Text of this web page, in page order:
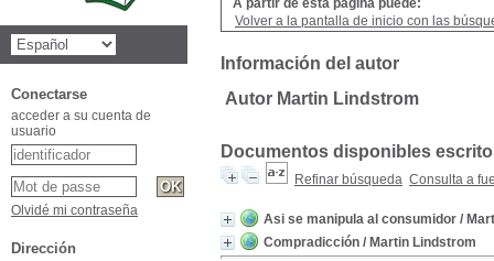
A partir de esta página puede:
Volver a la pantalla de inicio con las
Información del autor
Autor Martin Lindstrom
Documentos disponibles
Refinar búsqueda Consulta a
Asi se manipula al consumidor /
Compradicción / Martin Lindstrom
Conectarse
acceder a su cuenta de
usuario
Olvidé mi contraseña
Dirección